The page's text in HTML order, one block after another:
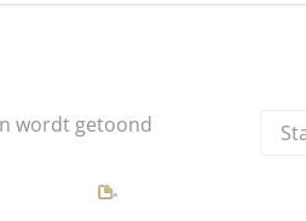
wordt getoond